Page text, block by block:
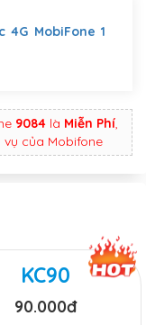
4G MobiFone 1
9084là Miễn Phí,
của Mobifone
KC90
90.000đ